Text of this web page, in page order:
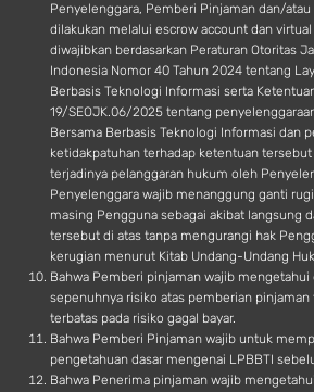
Penyelenggara, Pemberi Pinjaman dan/
dilakukan melalui escrow account dan
diwajibkan berdasarkan Peraturan Otoritas
Indonesia Nomor 40 Tahun 2024 tentang
Berbasis Teknologi Informasi serta
19/SEOJK.06/2025 tentang
Bersama Berbasis Teknologi Informasi dan
ketidakpatuhan terhadap ketentuan
terjadinya pelanggaran hukum oleh
Penyelenggara wajib menanggung ganti
masing Pengguna sebagai akibat langsung
tersebut di atas tanpa mengurangi hak
kerugian menurut Kitab Undang-Undang
Bahwa Pemberi pinjaman wajib mengetahui
sepenuhnya risiko atas pemberian
terbatas pada risiko gagal bayar.
Bahwa Pemberi Pinjaman wajib untuk
pengetahuan dasar mengenai LPBBTI
Bahwa Penerima pinjaman wajib